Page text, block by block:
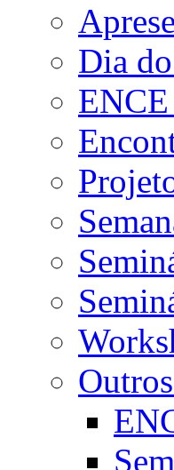
Dia
ENCE